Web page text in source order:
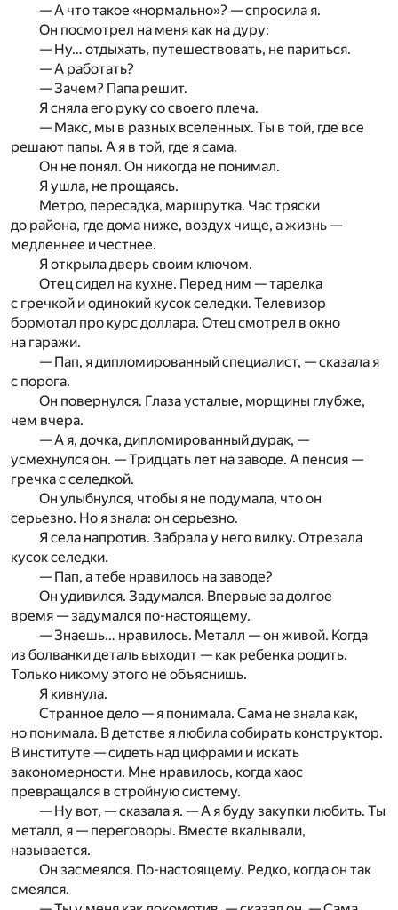
— А что такое «нормально»? — спросила я.
Он посмотрел на меня как на дуру:
— Ну… отдыхать, путешествовать, не париться.
— А работать?
— Зачем? Папа решит.
Я сняла его руку со своего плеча.
— Макс, мы в разных вселенных. Ты в той, где все
решают папы. А я в той, где я сама.
Он не понял. Он никогда не понимал.
Я ушла, не прощаясь.
Метро, пересадка, маршрутка. Час тряски
до района, где дома ниже, воздух чище, а жизнь —
медленнее и честнее.
Я открыла дверь своим ключом.
Отец сидел на кухне. Перед ним — тарелка
с гречкой и одинокий кусок селедки. Телевизор
бормотал про курс доллара. Отец смотрел в окно
на гаражи.
— Пап, я дипломированный специалист, — сказала я
с порога.
Он повернулся. Глаза усталые, морщины глубже,
чем вчера.
— А я, дочка, дипломированный дурак, —
усмехнулся он. — Тридцать лет на заводе. А пенсия —
гречка с селедкой.
Он улыбнулся, чтобы я не подумала, что он
серьезно. Но я знала: он серьезно.
Я села напротив. Забрала у него вилку. Отрезала
кусок селедки.
— Пап, а тебе нравилось на заводе?
Он удивился. Задумался. Впервые за долгое
время — задумался по-настоящему.
— Знаешь… нравилось. Металл — он живой. Когда
из болванки деталь выходит — как ребенка родить.
Только никому этого не объяснишь.
Я кивнула.
Странное дело — я понимала. Сама не знала как,
но понимала. В детстве я любила собирать конструктор.
В институте — сидеть над цифрами и искать
закономерности. Мне нравилось, когда хаос
превращался в стройную систему.
— Ну вот, — сказала я. — А я буду закупки любить. Ты
металл, я — переговоры. Вместе вкалывали,
называется.
Он засмеялся. По-настоящему. Редко, когда он так
смеялся.